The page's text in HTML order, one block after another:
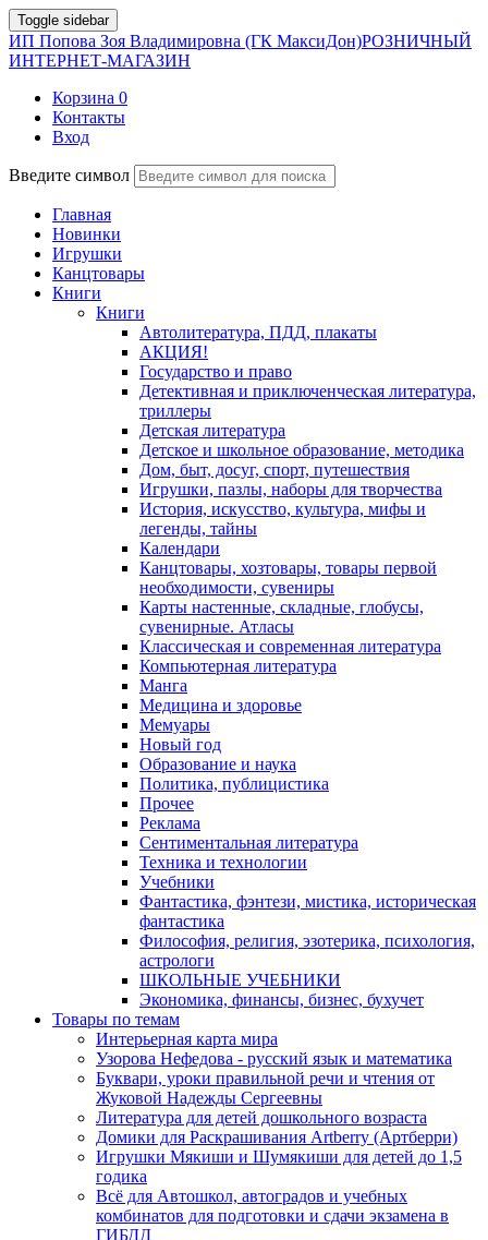
Toggle sidebar
ИП Попова Зоя Владимировна (ГК МаксиДон)РОЗНИЧНЫЙ
ИНТЕРНЕТ-МАГАЗИН
Корзина 0
Контакты
Вход
Введите символ
Главная
Новинки
Игрушки
Канцтовары
Книги
Книги
Автолитература, ПДД, плакаты
АКЦИЯ!
Государство и право
Детективная и приключенческая литература,
триллеры
Детская литература
Детское и школьное образование, методика
Дом, быт, досуг, спорт, путешествия
Игрушки, пазлы, наборы для творчества
История, искусство, культура, мифы и
легенды, тайны
Календари
Канцтовары, хозтовары, товары первой
необходимости, сувениры
Карты настенные, складные, глобусы,
сувенирные. Атласы
Классическая и современная литература
Компьютерная литература
Манга
Медицина и здоровье
Мемуары
Новый год
Образование и наука
Политика, публицистика
Прочее
Реклама
Сентиментальная литература
Техника и технологии
Учебники
Фантастика, фэнтези, мистика, историческая
фантастика
Философия, религия, эзотерика, психология,
астрологи
ШКОЛЬНЫЕ УЧЕБНИКИ
Экономика, финансы, бизнес, бухучет
Товары по темам
Интерьерная карта мира
Узорова Нефедова - русский язык и математика
Буквари, уроки правильной речи и чтения от
Жуковой Надежды Сергеевны
Литература для детей дошкольного возраста
Домики для Раскрашивания Artberry (Артберри)
Игрушки Мякиши и Шумякиши для детей до 1,5
годика
Всё для Автошкол, автоградов и учебных
комбинатов для подготовки и сдачи экзамена в
ГИБДД